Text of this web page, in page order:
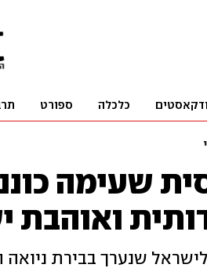
כלכלה ספורט
שעימה
ואוהבת
לכבוד 75 שנה לישראל שנערך בבירת